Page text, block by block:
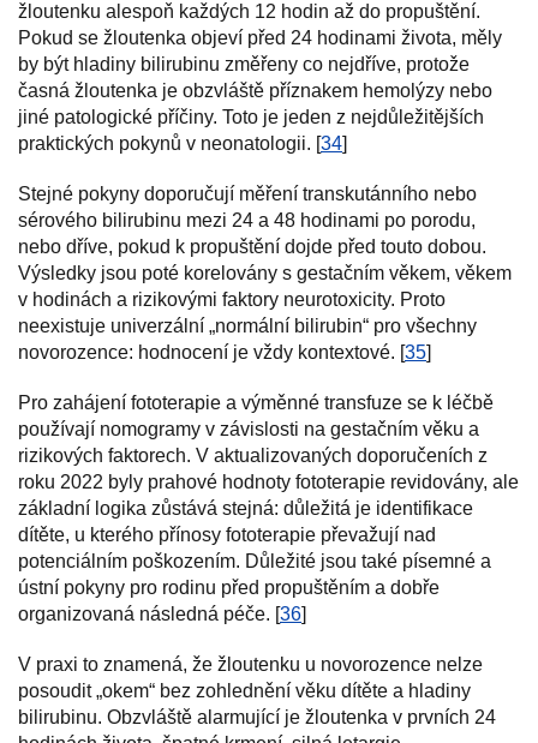
žloutenku alespoň každých 12 hodin až do propuštění.
Pokud se žloutenka objeví před 24 hodinami života, měly
by být hladiny bilirubinu změřeny co nejdříve, protože
časná žloutenka je obzvláště příznakem hemolýzy nebo
jiné patologické příčiny. Toto je jeden z nejdůležitějších
praktických pokynů v neonatologii. [34]
Stejné pokyny doporučují měření transkutánního nebo
sérového bilirubinu mezi 24 a 48 hodinami po porodu,
nebo dříve, pokud k propuštění dojde před touto dobou.
Výsledky jsou poté korelovány s gestačním věkem, věkem
v hodinách a rizikovými faktory neurotoxicity. Proto
neexistuje univerzální „normální bilirubin“ pro všechny
novorozence: hodnocení je vždy kontextové. [35]
Pro zahájení fototerapie a výměnné transfuze se k léčbě
používají nomogramy v závislosti na gestačním věku a
rizikových faktorech. V aktualizovaných doporučeních z
roku 2022 byly prahové hodnoty fototerapie revidovány, ale
základní logika zůstává stejná: důležitá je identifikace
dítěte, u kterého přínosy fototerapie převažují nad
potenciálním poškozením. Důležité jsou také písemné a
ústní pokyny pro rodinu před propuštěním a dobře
organizovaná následná péče. [36]
V praxi to znamená, že žloutenku u novorozence nelze
posoudit „okem“ bez zohlednění věku dítěte a hladiny
bilirubinu. Obzvláště alarmující je žloutenka v prvních 24